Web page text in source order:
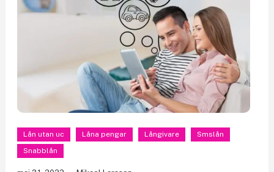
Lån utan uc Låna pengar Långivare
Smslån
Snabblån